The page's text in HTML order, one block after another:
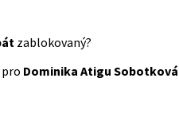
zablokovaný?
Dominika Atigu Sobotková